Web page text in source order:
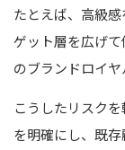
たとえば、高級
ゲット層を広げ
のブランドロイヤ
こうしたリスク
を明確にし、既